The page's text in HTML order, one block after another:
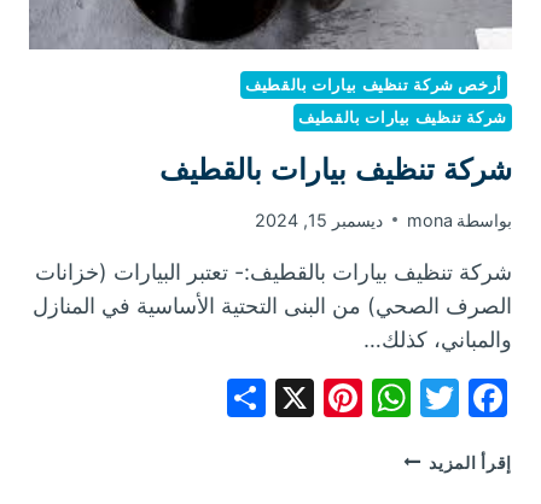
أرخص شركة تنظيف بيارات بالقطيف
شركة تنظيف بيارات بالقطيف
شركة تنظيف بيارات بالقطيف
بواسطة mona ديسمبر 15, 2024
شركة تنظيف بيارات بالقطيف:- تعتبر البيارات (خزانات
الصرف الصحي) من البنى التحتية الأساسية في المنازل
والمباني، كذلك…
Facebook
Twitter
WhatsApp
Pinterest
X
إقرأ المزيد شركة